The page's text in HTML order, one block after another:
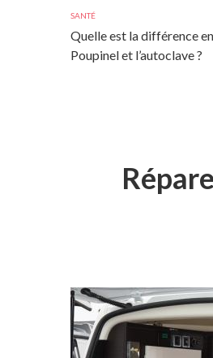
SANTÉ
Quelle est la différence
Poupinel et l’autoclave ?